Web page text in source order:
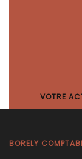
VOTRE
BORELY